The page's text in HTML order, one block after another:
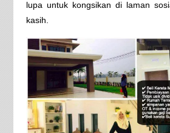
lupa untuk kongsikan di laman
kasih.